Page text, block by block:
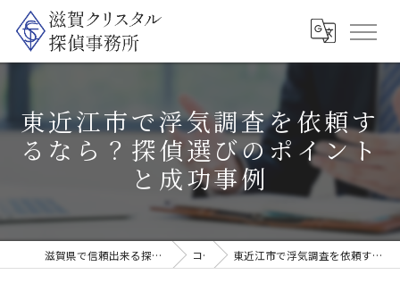
東近江市で浮気調査を依頼す
るなら？探偵選びのポイント
と成功事例
滋賀県で信頼出来る探偵なら滋賀クリスタル探偵事務所 コラム 東近江市で浮気調査を依頼するなら？探偵選びのポイントと成功事例